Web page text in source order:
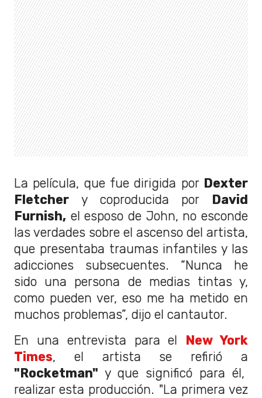
La película, que fue dirigida por Dexter
Fletcher y coproducida por David
Furnish, el esposo de John, no esconde
las verdades sobre el ascenso del artista,
que presentaba traumas infantiles y las
adicciones subsecuentes. “Nunca he
sido una persona de medias tintas y,
como pueden ver, eso me ha metido en
muchos problemas”, dijo el cantautor.
En una entrevista para el New York
Times, el artista se refirió a
"Rocketman" y que significó para él,
realizar esta producción. "La primera vez